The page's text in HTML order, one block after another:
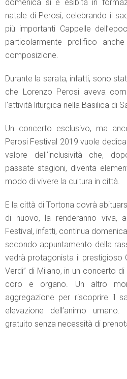
domenica si è esibita in
natale di Perosi, celebrando il
più importanti Cappelle
particolarmente prolifico
composizione.
Durante la serata, infatti, sono
che Lorenzo Perosi aveva
l’attività liturgica nella Basilica di
Un concerto esclusivo, ma
Perosi Festival 2019 vuole
valore dell’inclusività che,
passate stagioni, diventa
modo di vivere la cultura in città.
E la città di Tortona dovrà
di nuovo, la renderanno viva,
Festival, infatti, continua
secondo appuntamento della
vedrà protagonista il prestigioso
Verdi” di Milano, in un concerto
coro e organo. Un altro
aggregazione per riscoprire il
elevazione dell’animo
gratuito senza necessità di